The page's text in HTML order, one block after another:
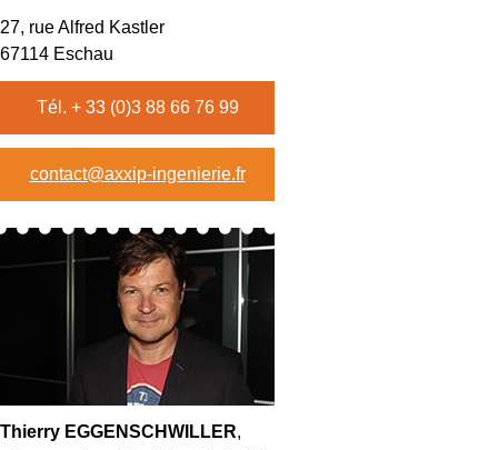
27, rue Alfred Kastler
67114 Eschau
Tél. + 33 (0)3 88 66 76 99
contact@axxip-ingenierie.fr
Thierry EGGENSCHWILLER,